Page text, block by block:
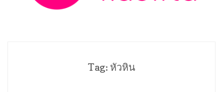
Tag: หัวหิน